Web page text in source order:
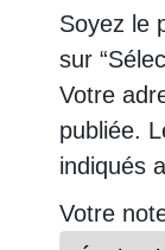
Soyez le
sur
Votre
publiée.
indiqués
Votre